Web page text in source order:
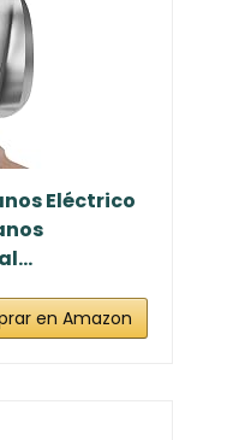
Eléctrico
en Amazon